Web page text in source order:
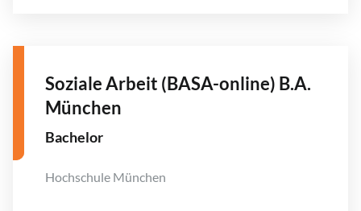
Soziale Arbeit (BASA-online) B.A.
München
Bachelor
Hochschule München